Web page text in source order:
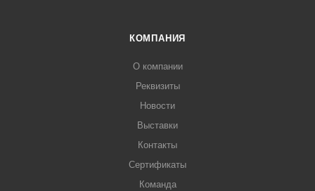
КОМПАНИЯ
О компании
Реквизиты
Новости
Выставки
Контакты
Сертификаты
Команда